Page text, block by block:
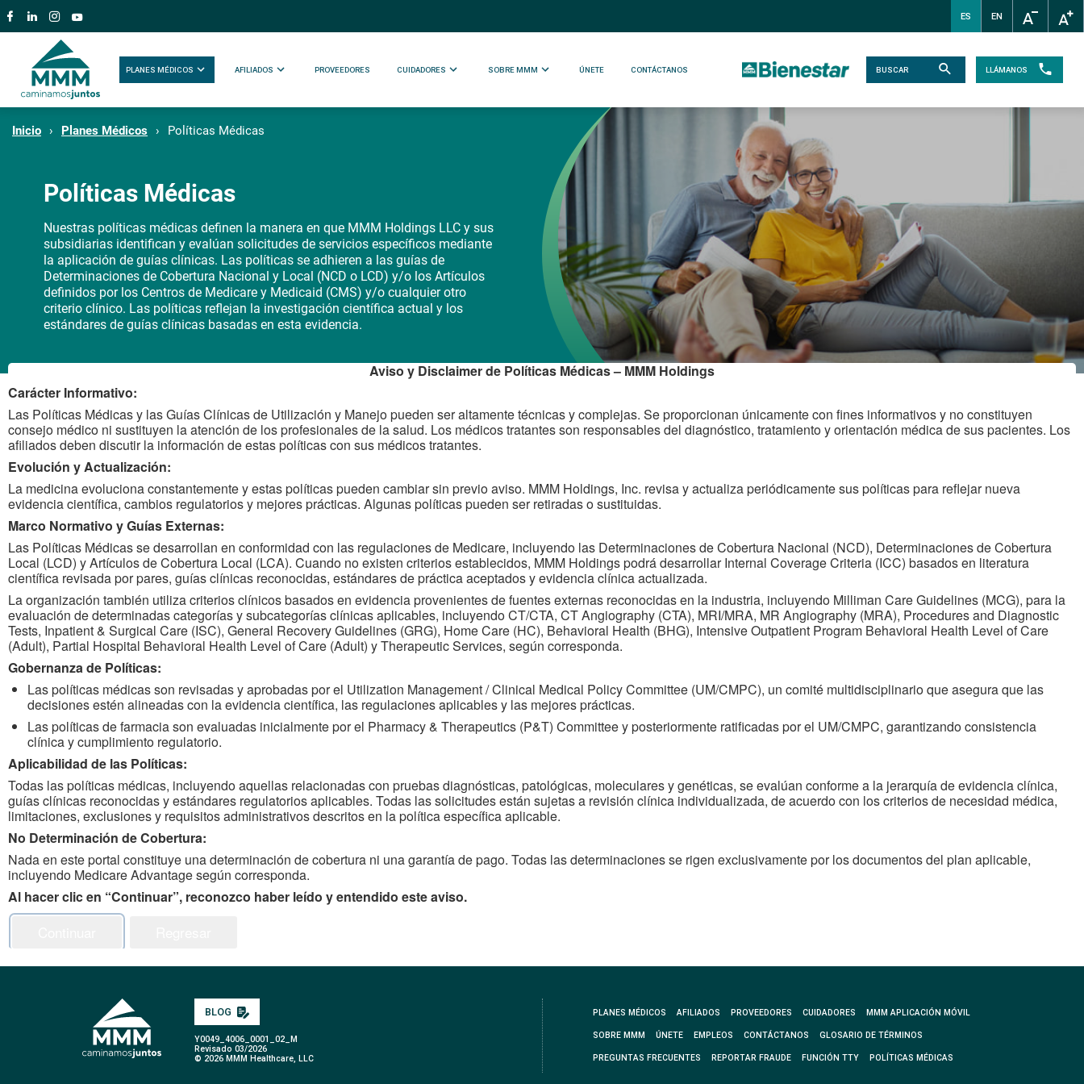
ES EN
PLANES MÉDICOS AFILIADOS PROVEEDORES CUIDADORES SOBRE MMM ÚNETE CONTÁCTANOS LLÁMANOS
Inicio Planes Médicos Políticas Médicas
Políticas Médicas
Nuestras políticas médicas definen la manera en que MMM Holdings LLC y sus
subsidiarias identifican y evalúan solicitudes de servicios específicos mediante
la aplicación de guías clínicas. Las políticas se adhieren a las guías de
Determinaciones de Cobertura Nacional y Local (NCD o LCD) y/o los Artículos
definidos por los Centros de Medicare y Medicaid (CMS) y/o cualquier otro
criterio clínico. Las políticas reflejan la investigación científica actual y los
estándares de guías clínicas basadas en esta evidencia.
Políticas - Rx Parte B
Esta sección contiene los criterios clínicos para los medicamentos y terapias inyectables, en
infusión o implantados cubiertos por el beneficio médico, que están sujetos a autorización
previa. Los criterios clínicos se desarrollan para ayudar a guiar el uso clínicamente
Farmacia y Terapéutica (P&T). El Comité de Farmacia y Terapéutica es un comité
independiente y externo que incluye médicos practicantes, farmacéuticos y clínicos de los
principales centros médicos académicos y prácticas clínicas con experiencia en medicina
basada en la evidencia.
Las Políticas de Utilización Médica definen la manera en que MMM Holdings LLC y sus
subsidiarias identifican y evalúan solicitudes de servicios específicos y facilitan un proceso
de determinación consistente de acuerdo con las regulaciones de los Centros de Medicare y
BLOG
Y0049_4006_0001_02_M
Revisado 03/2026
© 2026 MMM Healthcare, LLC
PLANES MÉDICOS AFILIADOS PROVEEDORES CUIDADORES MMM APLICACIÓN MÓVIL
SOBRE MMM ÚNETE EMPLEOS CONTÁCTANOS GLOSARIO DE TÉRMINOS
PREGUNTAS FRECUENTES REPORTAR FRAUDE FUNCIÓN TTY POLÍTICAS MÉDICAS
Aviso y Disclaimer de Políticas Médicas – MMM Holdings
Carácter Informativo:
Las Políticas Médicas y las Guías Clínicas de Utilización y Manejo pueden ser altamente técnicas y complejas. Se proporcionan únicamente con fines informativos y no constituyen
consejo médico ni sustituyen la atención de los profesionales de la salud. Los médicos tratantes son responsables del diagnóstico, tratamiento y orientación médica de sus pacientes. Los
afiliados deben discutir la información de estas políticas con sus médicos tratantes.
Evolución y Actualización:
La medicina evoluciona constantemente y estas políticas pueden cambiar sin previo aviso. MMM Holdings, Inc. revisa y actualiza periódicamente sus políticas para reflejar nueva
evidencia científica, cambios regulatorios y mejores prácticas. Algunas políticas pueden ser retiradas o sustituidas.
Marco Normativo y Guías Externas:
Las Políticas Médicas se desarrollan en conformidad con las regulaciones de Medicare, incluyendo las Determinaciones de Cobertura Nacional (NCD), Determinaciones de Cobertura
Local (LCD) y Artículos de Cobertura Local (LCA). Cuando no existen criterios establecidos, MMM Holdings podrá desarrollar Internal Coverage Criteria (ICC) basados en literatura
científica revisada por pares, guías clínicas reconocidas, estándares de práctica aceptados y evidencia clínica actualizada.
La organización también utiliza criterios clínicos basados en evidencia provenientes de fuentes externas reconocidas en la industria, incluyendo Milliman Care Guidelines (MCG), para la
evaluación de determinadas categorías y subcategorías clínicas aplicables, incluyendo CT/CTA, CT Angiography (CTA), MRI/MRA, MR Angiography (MRA), Procedures and Diagnostic
Tests, Inpatient & Surgical Care (ISC), General Recovery Guidelines (GRG), Home Care (HC), Behavioral Health (BHG), Intensive Outpatient Program Behavioral Health Level of Care
(Adult), Partial Hospital Behavioral Health Level of Care (Adult) y Therapeutic Services, según corresponda.
Gobernanza de Políticas:
Las políticas médicas son revisadas y aprobadas por el Utilization Management / Clinical Medical Policy Committee (UM/CMPC), un comité multidisciplinario que asegura que las
decisiones estén alineadas con la evidencia científica, las regulaciones aplicables y las mejores prácticas.
Las políticas de farmacia son evaluadas inicialmente por el Pharmacy & Therapeutics (P&T) Committee y posteriormente ratificadas por el UM/CMPC, garantizando consistencia
clínica y cumplimiento regulatorio.
Aplicabilidad de las Políticas:
Todas las políticas médicas, incluyendo aquellas relacionadas con pruebas diagnósticas, patológicas, moleculares y genéticas, se evalúan conforme a la jerarquía de evidencia clínica,
guías clínicas reconocidas y estándares regulatorios aplicables. Todas las solicitudes están sujetas a revisión clínica individualizada, de acuerdo con los criterios de necesidad médica,
limitaciones, exclusiones y requisitos administrativos descritos en la política específica aplicable.
No Determinación de Cobertura:
Nada en este portal constituye una determinación de cobertura ni una garantía de pago. Todas las determinaciones se rigen exclusivamente por los documentos del plan aplicable,
incluyendo Medicare Advantage según corresponda.
Al hacer clic en “Continuar”, reconozco haber leído y entendido este aviso.